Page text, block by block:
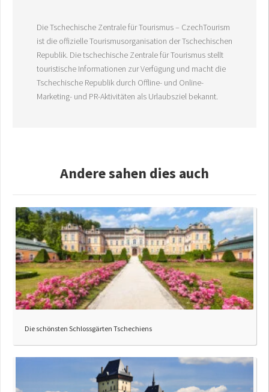
Die Tschechische Zentrale für Tourismus – CzechTourism
ist die offizielle Tourismusorganisation der Tschechischen
Republik. Die tschechische Zentrale für Tourismus stellt
touristische Informationen zur Verfügung und macht die
Tschechische Republik durch Offline- und Online-
Marketing- und PR-Aktivitäten als Urlaubsziel bekannt.
Andere sahen dies auch
Die schönsten Schlossgärten Tschechiens